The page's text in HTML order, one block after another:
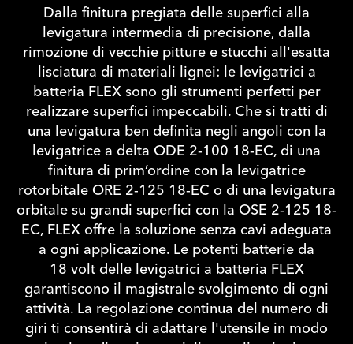
Dalla finitura pregiata delle superfici alla
levigatura intermedia di precisione, dalla
rimozione di vecchie pitture e stucchi all'esatta
lisciatura di materiali lignei: le levigatrici a
batteria FLEX sono gli strumenti perfetti per
realizzare superfici impeccabili. Che si tratti di
una levigatura ben definita negli angoli con la
levigatrice a delta ODE 2-100 18-EC, di una
finitura di prim’ordine con la levigatrice
rotorbitale ORE 2-125 18-EC o di una levigatura
orbitale su grandi superfici con la OSE 2-125 18-
EC, FLEX offre la soluzione senza cavi adeguata
a ogni applicazione. Le potenti batterie da
18 volt delle levigatrici a batteria FLEX
garantiscono il magistrale svolgimento di ogni
attività. La regolazione continua del numero di
giri ti consentirà di adattare l'utensile in modo